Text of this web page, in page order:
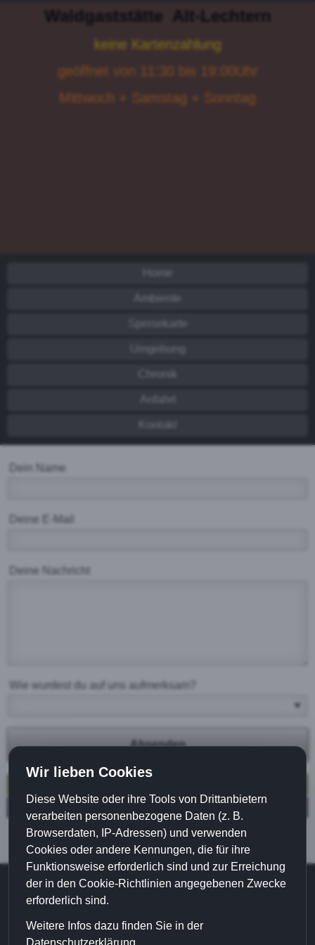
Waldgaststätte Alt-Lechtern
keine Kartenzahlung
geöffnet von 11:30 bis 19:00Uhr
Mittwoch + Samstag + Sonntag
Home
Speisekarte
Umgebung
Dein Name
Deine E-Mail
Deine Nachricht
Wie wurdest du auf uns aufmerksam?
Absenden
Seite mit Adsense
Altlechtern 1 • 64658 Fürth
Wir lieben Cookies
Diese Website oder ihre Tools von Drittanbietern
verarbeiten personenbezogene Daten (z. B.
Browserdaten, IP-Adressen) und verwenden
Cookies oder andere Kennungen, die für ihre
Funktionsweise erforderlich sind und zur Erreichung
der in den Cookie-Richtlinien angegebenen Zwecke
erforderlich sind.
Weitere Infos dazu finden Sie in der
Datenschutzerklärung.